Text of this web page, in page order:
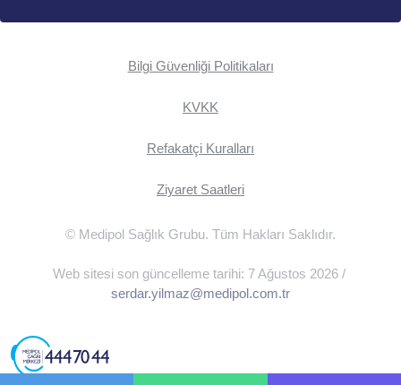
Bilgi Güvenliği Politikaları
KVKK
Refakatçi Kuralları
Ziyaret Saatleri
© Medipol Sağlık Grubu. Tüm Hakları Saklıdır.
Web sitesi son güncelleme tarihi: 7 Ağustos 2026 /
serdar.yilmaz@medipol.com.tr